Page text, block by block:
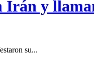
Irán y
su...